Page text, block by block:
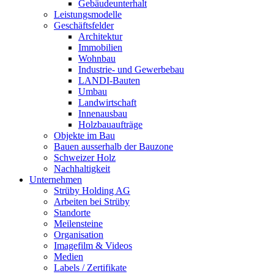
Gebäudeunterhalt
Leistungsmodelle
Geschäftsfelder
Architektur
Immobilien
Wohnbau
Industrie- und Gewerbebau
LANDI-Bauten
Umbau
Landwirtschaft
Innenausbau
Holzbauaufträge
Objekte im Bau
Bauen ausserhalb der Bauzone
Schweizer Holz
Nachhaltigkeit
Unternehmen
Strüby Holding AG
Arbeiten bei Strüby
Standorte
Meilensteine
Organisation
Imagefilm & Videos
Medien
Labels / Zertifikate